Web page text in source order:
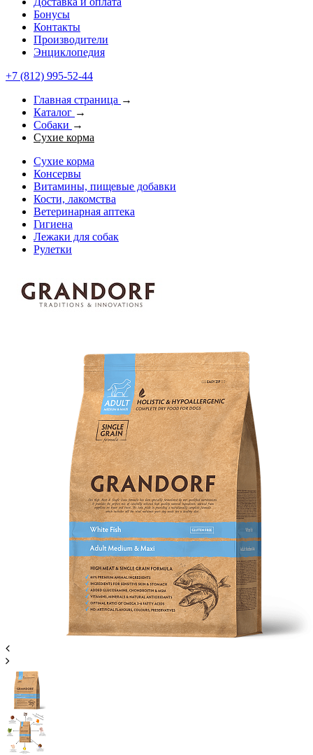
Бонусы
Контакты
Производители
Энциклопедия
+7 (812) 995-52-44
Главная страница →
Каталог →
Собаки →
Сухие корма
Сухие корма
Консервы
Витамины, пищевые добавки
Кости, лакомства
Ветеринарная аптека
Гигиена
Лежаки для собак
Рулетки